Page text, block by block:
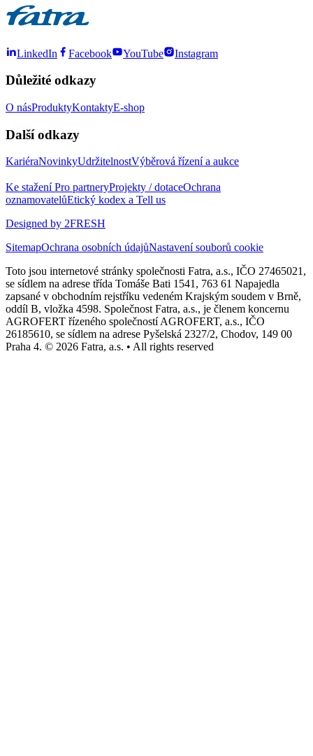
LinkedIn Facebook YouTube Instagram
Důležité odkazy
O násProduktyKontaktyE-shop
Další odkazy
KariéraNovinkyUdržitelnostVýběrová řízení a aukce
Ke staženíPro partneryProjekty / dotaceOchrana
oznamovatelůEtický kodex a Tell us
Designed by 2FRESH
SitemapOchrana osobních údajůNastavení souborů cookie
Toto jsou internetové stránky společnosti Fatra, a.s., IČO 27465021,
se sídlem na adrese třída Tomáše Bati 1541, 763 61 Napajedla
zapsané v obchodním rejstříku vedeném Krajským soudem v Brně,
oddíl B, vložka 4598. Společnost Fatra, a.s., je členem koncernu
AGROFERT řízeného společností AGROFERT, a.s., IČO
26185610, se sídlem na adrese Pyšelská 2327/2, Chodov, 149 00
Praha 4. © 2026 Fatra, a.s. • All rights reserved